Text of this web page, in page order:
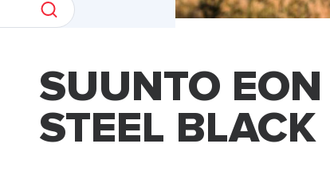
SUUNTO EON
STEEL BLACK